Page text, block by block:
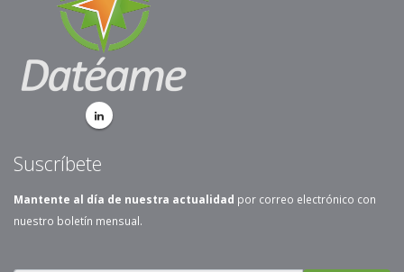
Suscríbete
Mantente al día de nuestra actualidad por correo electrónico con
nuestro boletín mensual.